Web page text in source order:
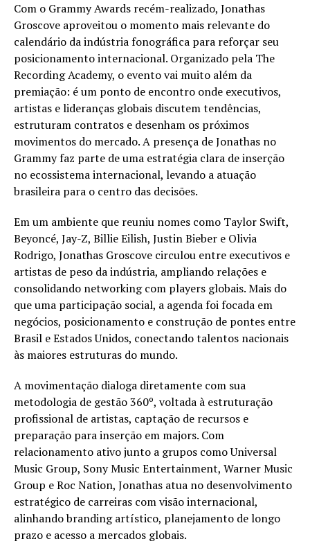
Com o Grammy Awards recém-realizado, Jonathas
Groscove aproveitou o momento mais relevante do
calendário da indústria fonográfica para reforçar seu
posicionamento internacional. Organizado pela The
Recording Academy, o evento vai muito além da
premiação: é um ponto de encontro onde executivos,
artistas e lideranças globais discutem tendências,
estruturam contratos e desenham os próximos
movimentos do mercado. A presença de Jonathas no
Grammy faz parte de uma estratégia clara de inserção
no ecossistema internacional, levando a atuação
brasileira para o centro das decisões.
Em um ambiente que reuniu nomes como Taylor Swift,
Beyoncé, Jay-Z, Billie Eilish, Justin Bieber e Olivia
Rodrigo, Jonathas Groscove circulou entre executivos e
artistas de peso da indústria, ampliando relações e
consolidando networking com players globais. Mais do
que uma participação social, a agenda foi focada em
negócios, posicionamento e construção de pontes entre
Brasil e Estados Unidos, conectando talentos nacionais
às maiores estruturas do mundo.
A movimentação dialoga diretamente com sua
metodologia de gestão 360º, voltada à estruturação
profissional de artistas, captação de recursos e
preparação para inserção em majors. Com
relacionamento ativo junto a grupos como Universal
Music Group, Sony Music Entertainment, Warner Music
Group e Roc Nation, Jonathas atua no desenvolvimento
estratégico de carreiras com visão internacional,
alinhando branding artístico, planejamento de longo
prazo e acesso a mercados globais.